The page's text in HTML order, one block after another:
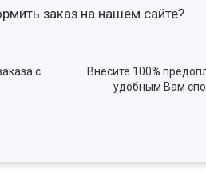
заказ на нашем сайте?
с
Внесите 100%
удобным Вам